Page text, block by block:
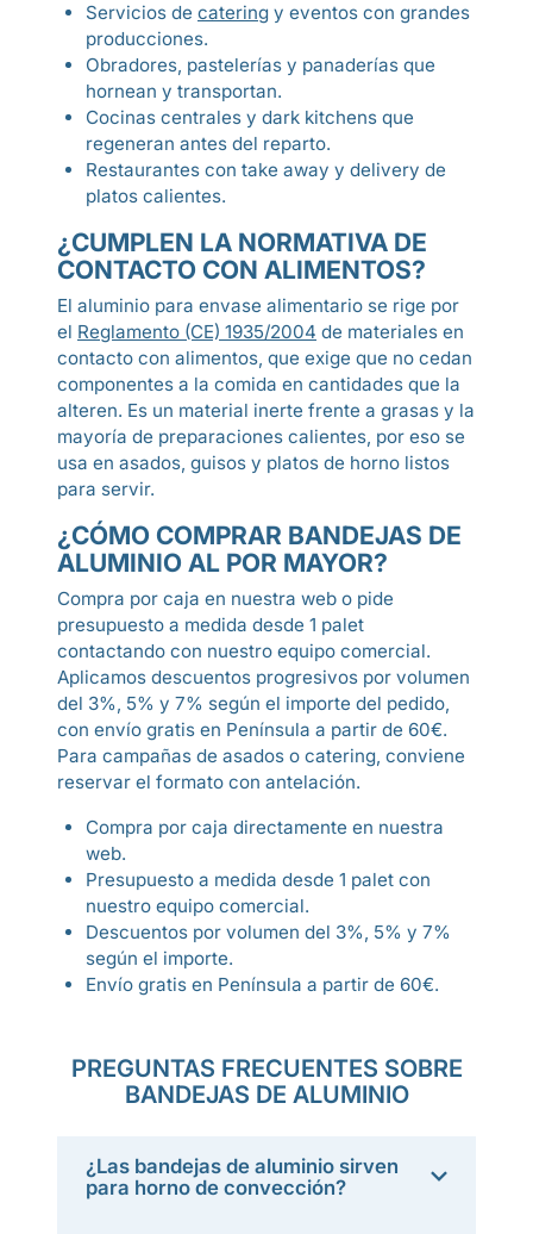
Servicios de catering y eventos con grandes
producciones.
Obradores, pastelerías y panaderías que
hornean y transportan.
Cocinas centrales y dark kitchens que
regeneran antes del reparto.
Restaurantes con take away y delivery de
platos calientes.
¿CUMPLEN LA NORMATIVA DE
CONTACTO CON ALIMENTOS?
El aluminio para envase alimentario se rige por
el Reglamento (CE) 1935/2004 de materiales en
contacto con alimentos, que exige que no cedan
componentes a la comida en cantidades que la
alteren. Es un material inerte frente a grasas y la
mayoría de preparaciones calientes, por eso se
usa en asados, guisos y platos de horno listos
para servir.
¿CÓMO COMPRAR BANDEJAS DE
ALUMINIO AL POR MAYOR?
Compra por caja en nuestra web o pide
presupuesto a medida desde 1 palet
contactando con nuestro equipo comercial.
Aplicamos descuentos progresivos por volumen
del 3%, 5% y 7% según el importe del pedido,
con envío gratis en Península a partir de 60€.
Para campañas de asados o catering, conviene
reservar el formato con antelación.
Compra por caja directamente en nuestra
web.
Presupuesto a medida desde 1 palet con
nuestro equipo comercial.
Descuentos por volumen del 3%, 5% y 7%
según el importe.
Envío gratis en Península a partir de 60€.
PREGUNTAS FRECUENTES SOBRE
BANDEJAS DE ALUMINIO
¿Las bandejas de aluminio sirven
para horno de convección?